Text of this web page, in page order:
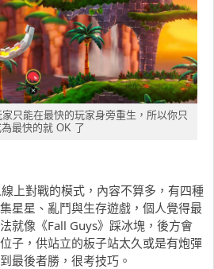
只能在最快的玩家身旁重生，所以你只
最快的就 OK 了
上對戰的模式，內容不算多，有四種
星星、亂鬥與生存遊戲，個人覺得最
就像《Fall Guys》踩冰塊，後方會
子，供站立的板子站太久或是有炮彈
最後者勝，很考技巧。